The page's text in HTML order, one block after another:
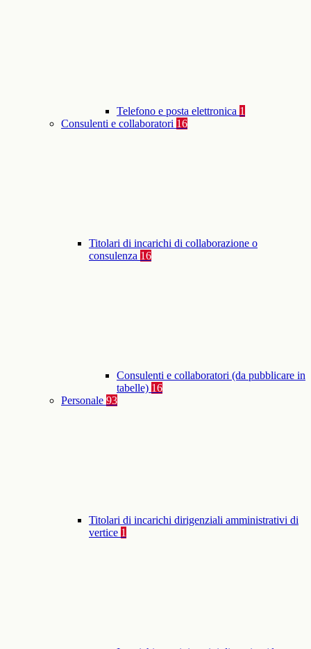
Telefono e posta elettronica 1
Consulenti e collaboratori 16
Titolari di incarichi di collaborazione o
consulenza 16
Consulenti e collaboratori (da pubblicare in
tabelle) 16
Personale 93
Titolari di incarichi dirigenziali amministrativi di
vertice 1